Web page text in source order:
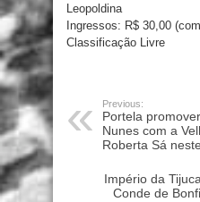
Leopoldina
Ingressos: R$ 30,00
Classificação Livre
Previous:
Portela
Nunes com a
Roberta Sá
Império da
Conde de